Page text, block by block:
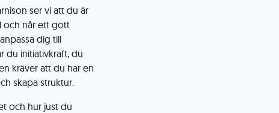
ser vi att du är
och når ett gott
dig till
du initiativkraft, du
kräver att du har en
skapa struktur.
och hur just du